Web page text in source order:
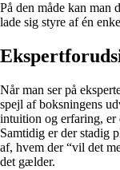
På den måde kan man
lade sig styre af én
Når man ser på
spejl af boksningens
intuition og erfaring, er
Samtidig er der stadig
af, hvem der “vil det
det gælder.